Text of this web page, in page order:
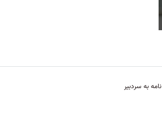
نامه به سردبیر